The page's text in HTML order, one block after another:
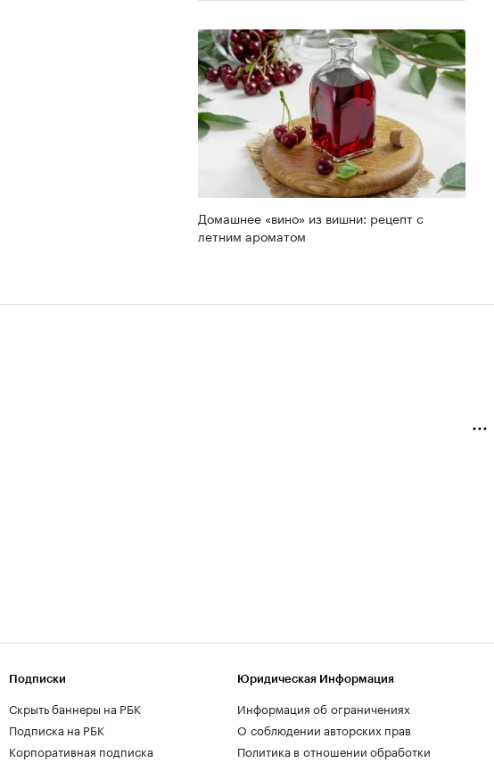
Домашнее «вино» из вишни: рецепт с
летним ароматом
Подписки
Скрыть баннеры на РБК
Подписка на РБК
Корпоративная подписка
Юридическая Информация
Информация об ограничениях
О соблюдении авторских прав
Политика в отношении обработки